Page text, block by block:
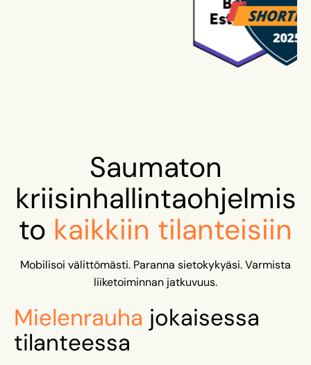
Saumaton
kriisinhallintaohjelmis
to kaikkiin tilanteisiin
Mobilisoi välittömästi. Paranna sietokykyäsi. Varmista
liiketoiminnan jatkuvuus.
Mielenrauha jokaisessa
tilanteessa